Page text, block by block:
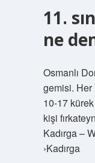
11.
ne
Osmanlı
gemisi.
10-17
kişi
Kadırga –
›Kadırga